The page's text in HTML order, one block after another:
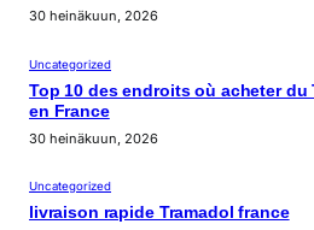
30 heinäkuun, 2026
Uncategorized
Top 10 des endroits où acheter du
en France
30 heinäkuun, 2026
Uncategorized
livraison rapide Tramadol france